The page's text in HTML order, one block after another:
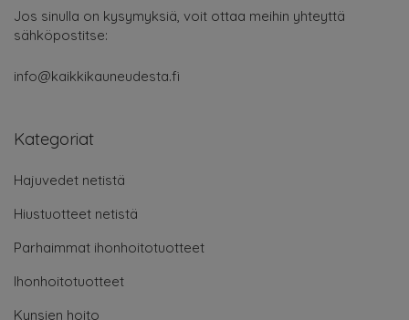
Jos sinulla on kysymyksiä, voit ottaa meihin yhteyttä
sähköpostitse:
info@kaikkikauneudesta.fi
Kategoriat
Hajuvedet netistä
Hiustuotteet netistä
Parhaimmat ihonhoitotuotteet
Ihonhoitotuotteet
Kynsien hoito